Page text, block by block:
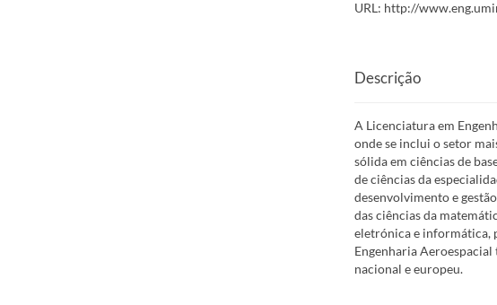
URL: http://
Descrição
A Licenciatura em
onde se inclui o setor
sólida em ciências de
de ciências da
desenvolvimento e
das ciências da
eletrónica e informática,
Engenharia
nacional e europeu.